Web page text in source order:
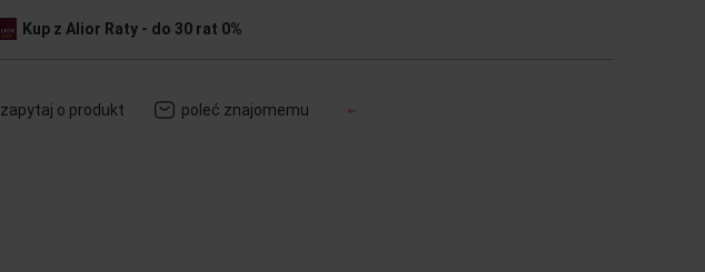
Kup z Alior Raty - do 30 rat 0%
zapytaj o produkt poleć znajomemu